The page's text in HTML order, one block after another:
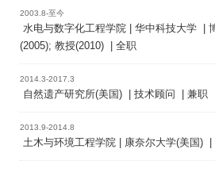
2003.8-至今
水电与数字化工程学院 | 华中科技大学 |
(2005); 教授(2010) | 全职
2014.3-2017.3
自然遗产研究所(美国) | 技术顾问 | 兼职
2013.9-2014.8
土木与环境工程学院 | 康奈尔大学(美国)